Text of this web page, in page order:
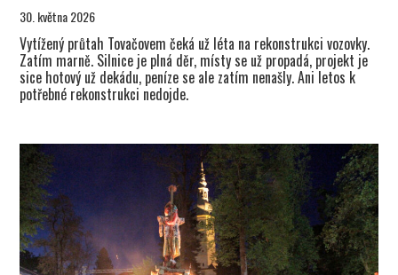
30. května 2026
Vytížený průtah Tovačovem čeká už léta na rekonstrukci vozovky.
Zatím marně. Silnice je plná děr, místy se už propadá, projekt je
sice hotový už dekádu, peníze se ale zatím nenašly. Ani letos k
potřebné rekonstrukci nedojde.